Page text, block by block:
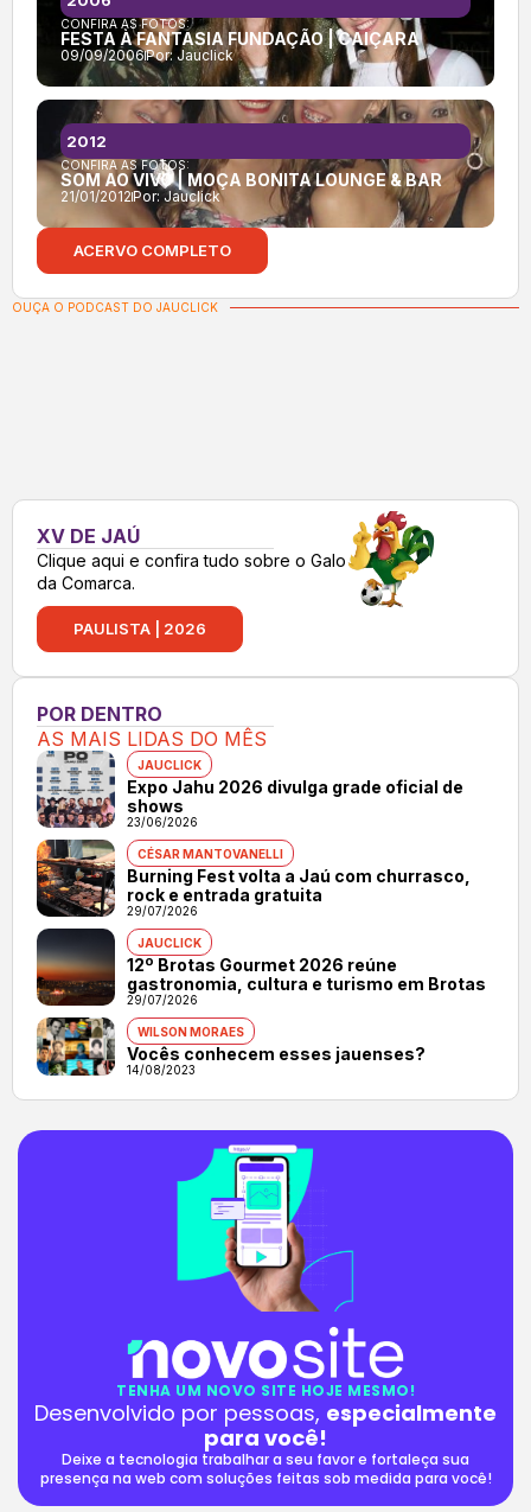
CONFIRA AS FOTOS:
FESTA À FANTASIA FUNDAÇÃO | CAIÇARA
09/09/2006Por:Jauclick
CONFIRA AS FOTOS:
SOM AO VIVO | MOÇA BONITA LOUNGE & BAR
21/01/2012Por:Jauclick
2012
ACERVO COMPLETO
OUÇA O PODCAST DO JAUCLICK
XV DE JAÚ
Clique aqui e confira tudo sobre o Galo
da Comarca.
PAULISTA | 2026
POR DENTRO
AS MAIS LIDAS DO MÊS
JAUCLICK
Expo Jahu 2026 divulga grade oficial de
shows
23/06/2026
CÉSAR MANTOVANELLI
Burning Fest volta a Jaú com churrasco,
rock e entrada gratuita
29/07/2026
JAUCLICK
12º Brotas Gourmet 2026 reúne
gastronomia, cultura e turismo em Brotas
29/07/2026
WILSON MORAES
Vocês conhecem esses jauenses?
14/08/2023
TENHA UM NOVO SITE HOJE MESMO!
Desenvolvido por pessoas, especialmente
para você!
Deixe a tecnologia trabalhar a seu favor e fortaleça sua
presença na web com soluções feitas sob medida para você!